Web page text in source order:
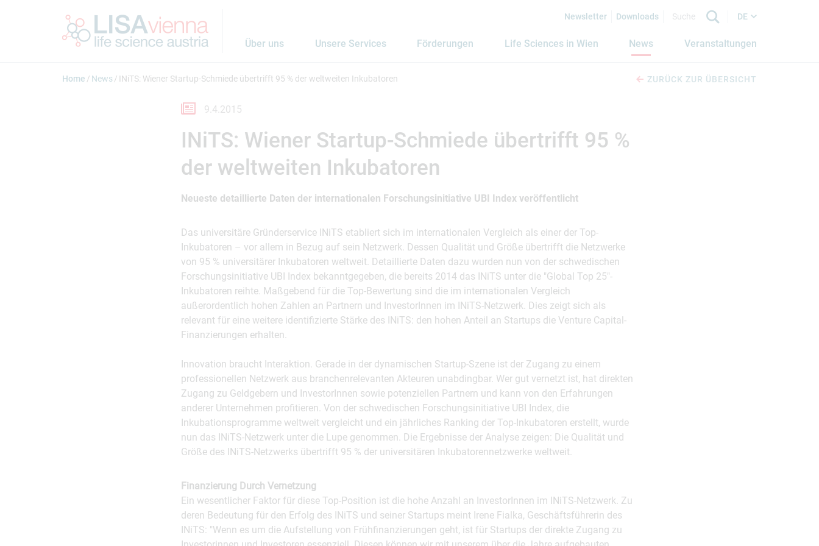
Newsletter Downloads DE
Über uns Unsere Services Förderungen Life Sciences in Wien News Veranstaltungen
Home News INiTS: Wiener Startup-Schmiede übertrifft 95 % der weltweiten Inkubatoren ZURÜCK ZUR ÜBERSICHT
9.4.2015
INiTS: Wiener Startup-Schmiede übertrifft 95 %
der weltweiten Inkubatoren
Neueste detaillierte Daten der internationalen Forschungsinitiative UBI Index veröffentlicht
Das universitäre Gründerservice INiTS etabliert sich im internationalen Vergleich als einer der Top-
Inkubatoren – vor allem in Bezug auf sein Netzwerk. Dessen Qualität und Größe übertrifft die Netzwerke
von 95 % universitärer Inkubatoren weltweit. Detaillierte Daten dazu wurden nun von der schwedischen
Forschungsinitiative UBI Index bekanntgegeben, die bereits 2014 das INiTS unter die "Global Top 25"-
Inkubatoren reihte. Maßgebend für die Top-Bewertung sind die im internationalen Vergleich
außerordentlich hohen Zahlen an Partnern und InvestorInnen im INiTS-Netzwerk. Dies zeigt sich als
relevant für eine weitere identifizierte Stärke des INiTS: den hohen Anteil an Startups die Venture Capital-
Finanzierungen erhalten.
Innovation braucht Interaktion. Gerade in der dynamischen Startup-Szene ist der Zugang zu einem
professionellen Netzwerk aus branchenrelevanten Akteuren unabdingbar. Wer gut vernetzt ist, hat direkten
Zugang zu Geldgebern und InvestorInnen sowie potenziellen Partnern und kann von den Erfahrungen
anderer Unternehmen profitieren. Von der schwedischen Forschungsinitiative UBI Index, die
Inkubationsprogramme weltweit vergleicht und ein jährliches Ranking der Top-Inkubatoren erstellt, wurde
nun das INiTS-Netzwerk unter die Lupe genommen. Die Ergebnisse der Analyse zeigen: Die Qualität und
Größe des INiTS-Netzwerks übertrifft 95 % der universitären Inkubatorennetzwerke weltweit.
Finanzierung Durch Vernetzung
Ein wesentlicher Faktor für diese Top-Position ist die hohe Anzahl an InvestorInnen im INiTS-Netzwerk. Zu
deren Bedeutung für den Erfolg des INiTS und seiner Startups meint Irene Fialka, Geschäftsführerin des
INiTS: "Wenn es um die Aufstellung von Frühfinanzierungen geht, ist für Startups der direkte Zugang zu